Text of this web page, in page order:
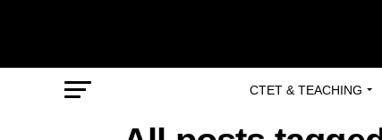
CTET & TEACHING